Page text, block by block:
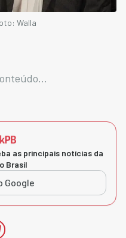
Walla
as principais notícias da
Brasil
Google